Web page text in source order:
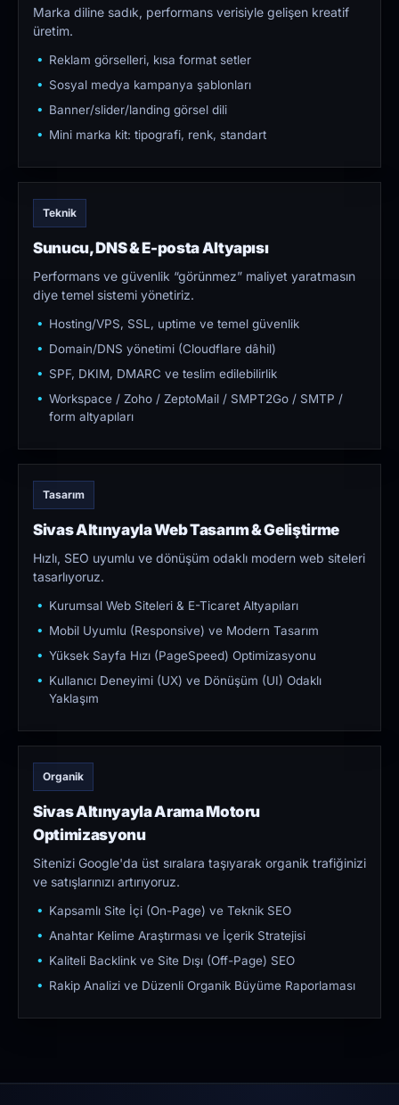
Marka diline sadık, performans verisiyle gelişen kreatif
üretim.
Reklam görselleri, kısa format setler
Sosyal medya kampanya şablonları
Banner/slider/landing görsel dili
Mini marka kit: tipografi, renk, standart
Teknik
Sunucu, DNS & E-posta Altyapısı
Performans ve güvenlik “görünmez” maliyet yaratmasın
diye temel sistemi yönetiriz.
Hosting/VPS, SSL, uptime ve temel güvenlik
Domain/DNS yönetimi (Cloudflare dâhil)
SPF, DKIM, DMARC ve teslim edilebilirlik
Workspace / Zoho / ZeptoMail / SMPT2Go / SMTP /
form altyapıları
Tasarım
Sivas Altınyayla Web Tasarım & Geliştirme
Hızlı, SEO uyumlu ve dönüşüm odaklı modern web siteleri
tasarlıyoruz.
Kurumsal Web Siteleri & E-Ticaret Altyapıları
Mobil Uyumlu (Responsive) ve Modern Tasarım
Yüksek Sayfa Hızı (PageSpeed) Optimizasyonu
Kullanıcı Deneyimi (UX) ve Dönüşüm (UI) Odaklı
Yaklaşım
Organik
Sivas Altınyayla Arama Motoru
Optimizasyonu
Sitenizi Google'da üst sıralara taşıyarak organik trafiğinizi
ve satışlarınızı artırıyoruz.
Kapsamlı Site İçi (On-Page) ve Teknik SEO
Anahtar Kelime Araştırması ve İçerik Stratejisi
Kaliteli Backlink ve Site Dışı (Off-Page) SEO
Rakip Analizi ve Düzenli Organik Büyüme Raporlaması